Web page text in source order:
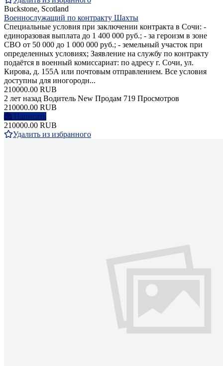
Buckstone, Scotland
Военнослужащий по контракту Шахты
Специальные условия при заключении контракта в Сочи: -
единоразовая выплата до 1 400 000 руб.; - за героизм в зоне
СВО от 50 000 до 1 000 000 руб.; - земельный участок при
определенных условиях; Заявление на службу по контракту
подаётся в военный комиссариат: по адресу г. Сочи, ул.
Кирова, д. 155А или почтовым отправлением. Все условия
доступны для иногородн...
210000.00 RUB
2 лет назад Водитель New Продам 719 Просмотров
210000.00 RUB
Написать
210000.00 RUB
Удалить из избранного